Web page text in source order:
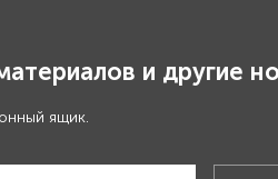
и другие
ящик.